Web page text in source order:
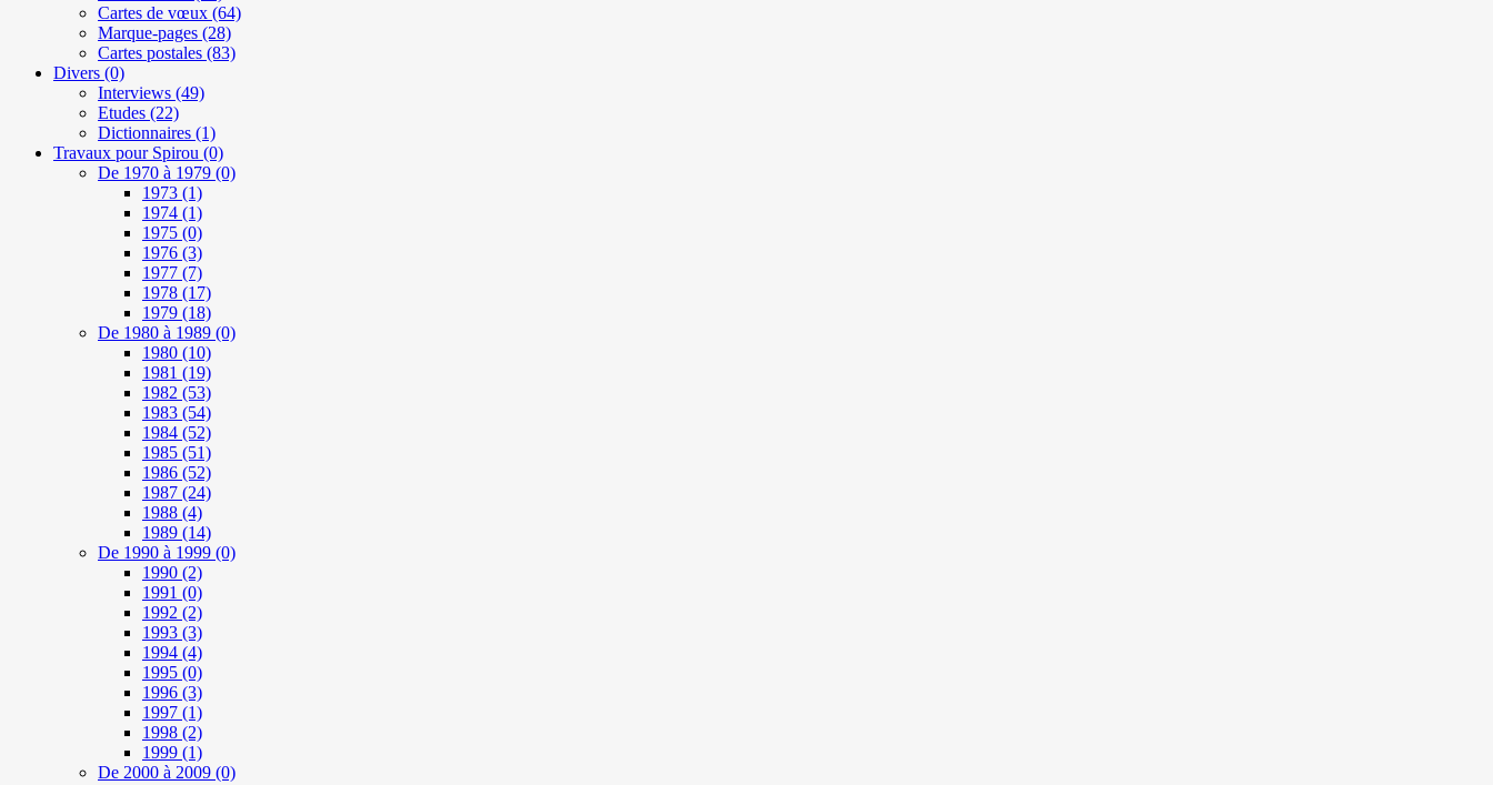
Cartes de vœux (64)
Marque-pages (28)
Cartes postales (83)
Divers (0)
Interviews (49)
Etudes (22)
Dictionnaires (1)
Travaux pour Spirou (0)
De 1970 à 1979 (0)
1973 (1)
1974 (1)
1975 (0)
1976 (3)
1977 (7)
1978 (17)
1979 (18)
De 1980 à 1989 (0)
1980 (10)
1981 (19)
1982 (53)
1983 (54)
1984 (52)
1985 (51)
1986 (52)
1987 (24)
1988 (4)
1989 (14)
De 1990 à 1999 (0)
1990 (2)
1991 (0)
1992 (2)
1993 (3)
1994 (4)
1995 (0)
1996 (3)
1997 (1)
1998 (2)
1999 (1)
De 2000 à 2009 (0)